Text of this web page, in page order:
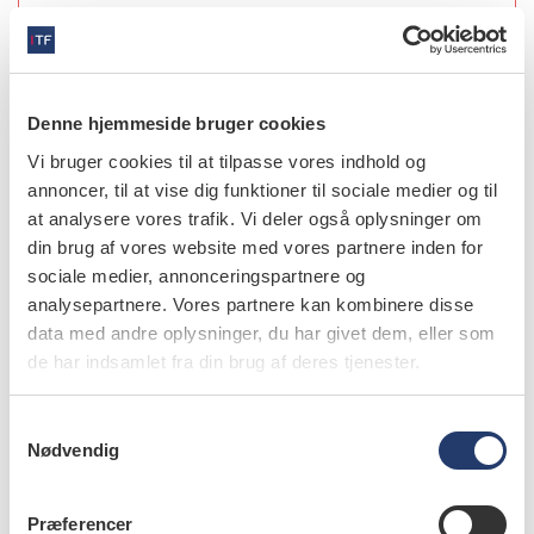
Denne hjemmeside bruger cookies
Vi bruger cookies til at tilpasse vores indhold og
annoncer, til at vise dig funktioner til sociale medier og til
at analysere vores trafik. Vi deler også oplysninger om
din brug af vores website med vores partnere inden for
sociale medier, annonceringspartnere og
analysepartnere. Vores partnere kan kombinere disse
data med andre oplysninger, du har givet dem, eller som
de har indsamlet fra din brug af deres tjenester.
Nødvendig
Præferencer
på området. Tandlægeforeningen kan vejlede
pågældende om løn og ansættelsesvilkår, uanset
hvor ansættelsen finder sted, ligesom vi kan hjælpe
pågældende med gennemgang af ansøgning og CV.
Tandlægeforeningen har ligeledes Danmarks største
jobportal, www.dentaljob.dk, for alle ansatte inden
for dentalverdenen, og her kan der både søges efter
ledige jobs, men også oprettes en profil, så
arbejdsgivere kan finde en. Ellers er de sociale
medier og uopfordrede ansøgninger også meget
brugt.
Som du selv skriver, så skal arbejdsgiveren vurdere
kommunikere med patienterne samt det øvrige